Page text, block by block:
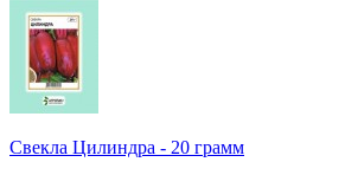
Свекла Цилиндра - 20 грамм